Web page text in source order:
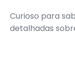
Curioso para
detalhadas